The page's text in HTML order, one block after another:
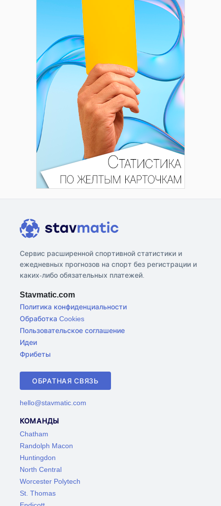
Сервис расширенной спортивной статистики и
ежедневных прогнозов на спорт без регистрации и
каких-либо обязательных платежей.
Stavmatic.com
Политика конфиденциальности
Обработка Cookies
Пользовательское соглашение
Идеи
Фрибеты
ОБРАТНАЯ СВЯЗЬ
hello@stavmatic.com
КОМАНДЫ
Chatham
Randolph Macon
Huntingdon
North Central
Worcester Polytech
St. Thomas